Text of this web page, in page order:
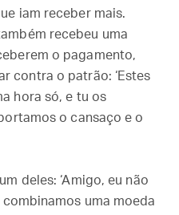
iam receber mais.
recebeu uma
o pagamento,
contra o patrão: ‘Estes
hora só, e tu os
o cansaço e o
deles: ‘Amigo, eu não
uma moeda